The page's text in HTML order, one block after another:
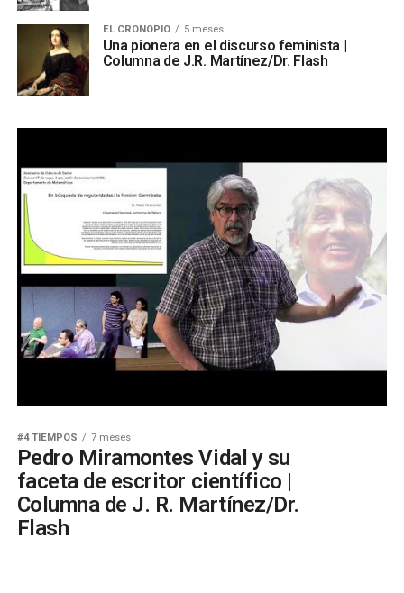
EL CRONOPIO 5 meses
Una pionera en el discurso feminista |
Columna de J.R. Martínez/Dr. Flash
#4 TIEMPOS 7 meses
Pedro Miramontes Vidal y su
faceta de escritor científico |
Columna de J. R. Martínez/Dr.
Flash